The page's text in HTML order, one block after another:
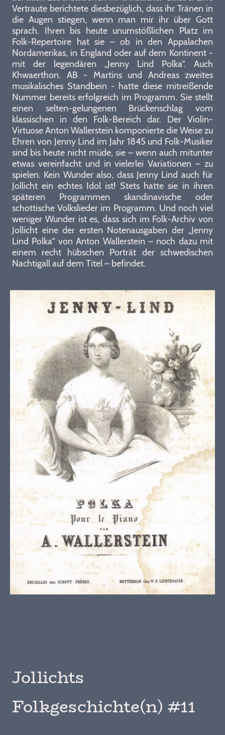
Vertraute berichtete diesbezüglich, dass ihr Tränen in
die Augen stiegen, wenn man mir ihr über Gott
sprach. Ihren bis heute unumstößlichen Platz im
Folk-Repertoire hat sie – ob in den Appalachen
Nordamerikas, in England oder auf dem Kontinent -
mit der legendären „Jenny Lind Polka“. Auch
Khwaerthon. AB - Martins und Andreas zweites
musikalisches Standbein - hatte diese mitreißende
Nummer bereits erfolgreich im Programm. Sie stellt
einen selten-gelungenen Brückenschlag vom
klassischen in den Folk-Bereich dar. Der Violin-
Virtuose Anton Wallerstein komponierte die Weise zu
Ehren von Jenny Lind im Jahr 1845 und Folk-Musiker
sind bis heute nicht müde, sie – wenn auch mitunter
etwas vereinfacht und in vielerlei Variationen – zu
spielen. Kein Wunder also, dass Jenny Lind auch für
Jollicht ein echtes Idol ist! Stets hatte sie in ihren
späteren Programmen skandinavische oder
schottische Volkslieder im Programm. Und noch viel
weniger Wunder ist es, dass sich im Folk-Archiv von
Jollicht eine der ersten Notenausgaben der „Jenny
Lind Polka“ von Anton Wallerstein – noch dazu mit
einem recht hübschen Porträt der schwedischen
Nachtigall auf dem Titel – befindet.
Jollichts
Folkgeschichte(n) #11